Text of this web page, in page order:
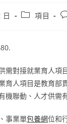
Post項目
需對接就業育人項
育人項目是教育部
機聯動、人才供需
事業單包養網位和